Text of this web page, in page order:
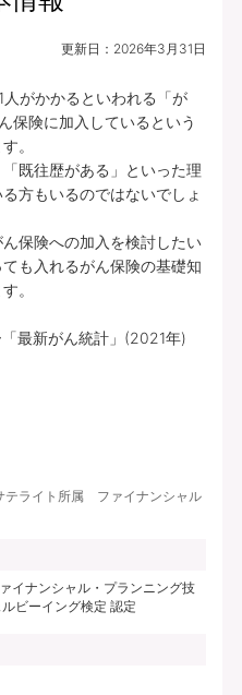
更新日： 2026年3月31日
がかかるといわれる「が
保険に加入しているという
。
既往歴がある」といった理
方もいるのではないでしょ
保険への加入を検討したい
も入れるがん保険の基礎知
。
最新がん統計」(2021年)
テライト所属 ファイナンシャル
イナンシャル・プランニング技
ビーイング検定 認定